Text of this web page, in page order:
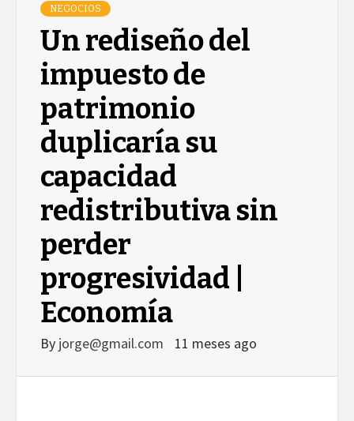
NEGOCIOS
Un rediseño del
impuesto de
patrimonio
duplicaría su
capacidad
redistributiva sin
perder
progresividad |
Economía
By jorge@gmail.com 11 meses ago